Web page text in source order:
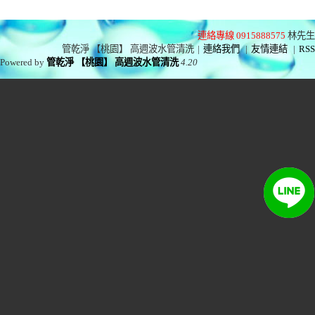
連絡專線 0915888575 林先生
管乾淨 【桃園】 高週波水管清洗 | 連絡我們 | 友情連結 | RSS
Powered by管乾淨 【桃園】 高週波水管清洗 4.20